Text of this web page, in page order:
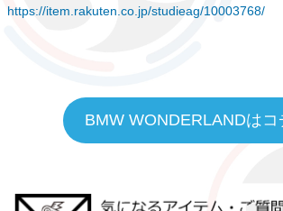
https://item.rakuten.co.jp/studieag/10003768/
BMW WONDERLANDはコ